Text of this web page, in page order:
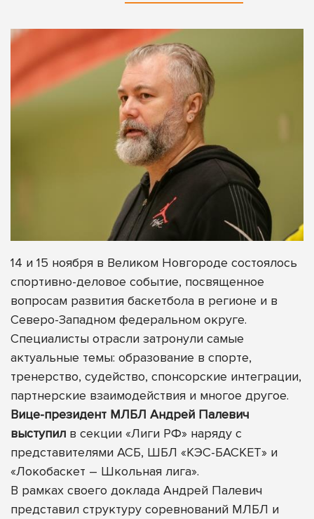
14 и 15 ноября в Великом Новгороде состоялось
спортивно-деловое событие, посвященное
вопросам развития баскетбола в регионе и в
Северо-Западном федеральном округе.
Специалисты отрасли затронули самые
актуальные темы: образование в спорте,
тренерство, судейство, спонсорские интеграции,
партнерские взаимодействия и многое другое.
Вице-президент МЛБЛ Андрей Палевич
выступил в секции «Лиги РФ» наряду с
представителями АСБ, ШБЛ «КЭС-БАСКЕТ» и
«Локобаскет – Школьная лига».
В рамках своего доклада Андрей Палевич
представил структуру соревнований МЛБЛ и